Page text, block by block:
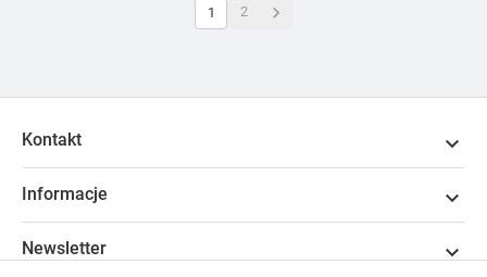
1 2 
Kontakt 
Informacje 
Newsletter 